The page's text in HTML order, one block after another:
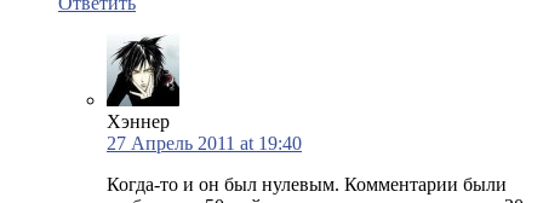
Хэннер
27 Апрель 2011 at 19:40
Когда-то и он был нулевым. Комментарии были